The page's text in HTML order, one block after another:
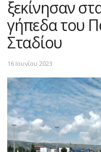
ξεκίνησαν
γήπεδα του
Σταδίου
16 Ιουνίου 2023